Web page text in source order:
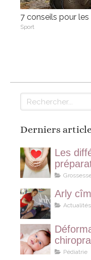
7 conseils pour
Sport
Rechercher
Derniers
Les
Arly
Actualités
Pédiatrie